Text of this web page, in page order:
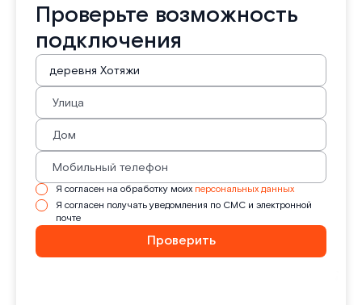
Проверьте возможность
подключения
Я согласен на обработку моих персональных данных
Я согласен получать уведомления по СМС и электронной
почте
Проверить